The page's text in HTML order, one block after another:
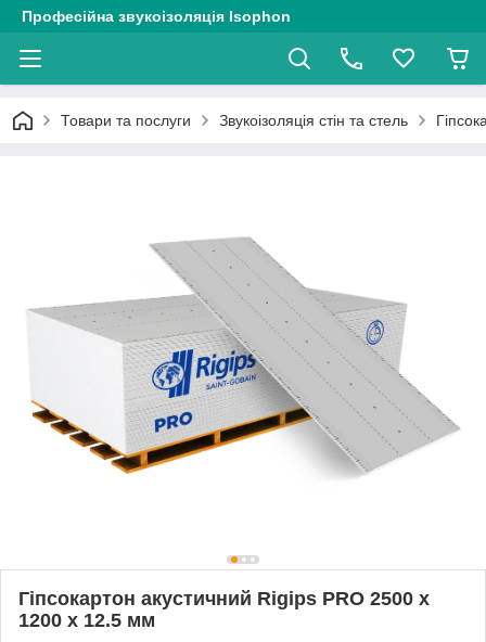
Професійна звукоізоляція Isophon
Товари та послуги Звукоізоляція стін та стель
Гіпсокартон акустичний Rigips PRO 2500 х
1200 х 12.5 мм